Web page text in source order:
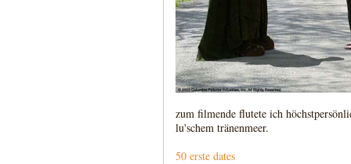
zum filmende flutete ich
lu'schem tränenmeer.
50 erste dates